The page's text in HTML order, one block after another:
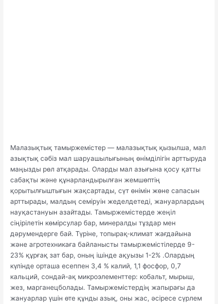
Малазықтық тамыржемістер — малазықтық қызылша, мал
азықтық сәбіз мал шаруашылығының өнімділігін арттыруда
маңызды рөл атқарады. Оларды мал азығына қосу қатты
сабақты және құнарландырылған жемшөптің
қорытылғыштығын жақсартады, сүт өнімін жөне сапасын
арттырады, малдың семіруін жеделдетеді, жануарлардың
науқастануын азайтады. Тамыржемістерде жеңіл
сіңірілетін көмірсулар бар, минералды тұздар мен
дәрумендерге бай. Түріне, топырақ-климат жағдайына
және агротехникаға байланысты тамыржемістілерде 9-
23% құрғақ зат бар, оның ішінде ақуызы 1-2% .Олардың
күлінде орташа есеппен 3,4 % калий, 1,1 фосфор, 0,7
кальций, сондай-ақ микроэлементтер: кобальт, мырыш,
жез, марганецболады. Тамыржемістердің жапырағы да
жануарлар үшін өте құнды азық, оны жас, әсіресе сүрлем